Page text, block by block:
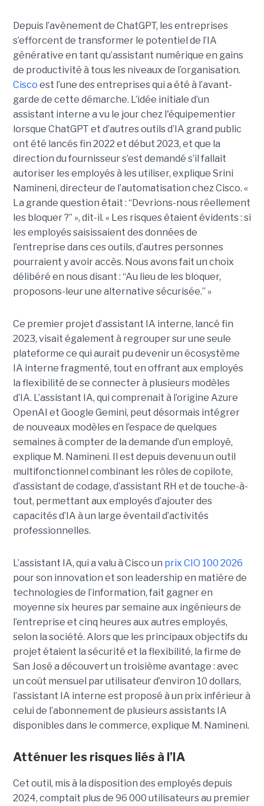
Depuis l’avènement de ChatGPT, les entreprises
s’efforcent de transformer le potentiel de l’IA
générative en tant qu’assistant numérique en gains
de productivité à tous les niveaux de l’organisation.
Cisco est l’une des entreprises qui a été à l’avant-
garde de cette démarche. L’idée initiale d’un
assistant interne a vu le jour chez l'équipementier
lorsque ChatGPT et d’autres outils d’IA grand public
ont été lancés fin 2022 et début 2023, et que la
direction du fournisseur s’est demandé s’il fallait
autoriser les employés à les utiliser, explique Srini
Namineni, directeur de l’automatisation chez Cisco. «
La grande question était : “Devrions-nous réellement
les bloquer ?” », dit-il. « Les risques étaient évidents : si
les employés saisissaient des données de
l’entreprise dans ces outils, d’autres personnes
pourraient y avoir accès. Nous avons fait un choix
délibéré en nous disant : “Au lieu de les bloquer,
proposons-leur une alternative sécurisée.” »
Ce premier projet d’assistant IA interne, lancé fin
2023, visait également à regrouper sur une seule
plateforme ce qui aurait pu devenir un écosystème
IA interne fragmenté, tout en offrant aux employés
la flexibilité de se connecter à plusieurs modèles
d’IA. L’assistant IA, qui comprenait à l’origine Azure
OpenAI et Google Gemini, peut désormais intégrer
de nouveaux modèles en l’espace de quelques
semaines à compter de la demande d’un employé,
explique M. Namineni. Il est depuis devenu un outil
multifonctionnel combinant les rôles de copilote,
d’assistant de codage, d’assistant RH et de touche-à-
tout, permettant aux employés d’ajouter des
capacités d’IA à un large éventail d’activités
professionnelles.
L’assistant IA, qui a valu à Cisco un prix CIO 100 2026
pour son innovation et son leadership en matière de
technologies de l’information, fait gagner en
moyenne six heures par semaine aux ingénieurs de
l’entreprise et cinq heures aux autres employés,
selon la société. Alors que les principaux objectifs du
projet étaient la sécurité et la flexibilité, la firme de
San José a découvert un troisième avantage : avec
un coût mensuel par utilisateur d’environ 10 dollars,
l’assistant IA interne est proposé à un prix inférieur à
celui de l’abonnement de plusieurs assistants IA
disponibles dans le commerce, explique M. Namineni.
Atténuer les risques liés à l’IA
Cet outil, mis à la disposition des employés depuis
2024, comptait plus de 96 000 utilisateurs au premier